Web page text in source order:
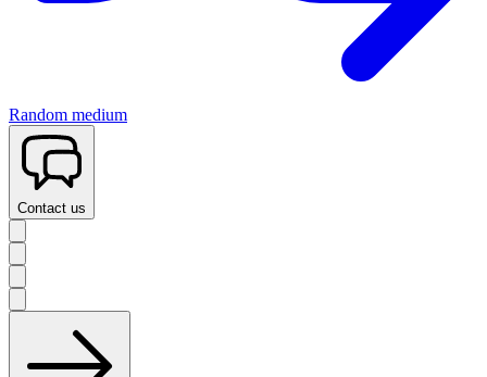
Random medium
Contact us